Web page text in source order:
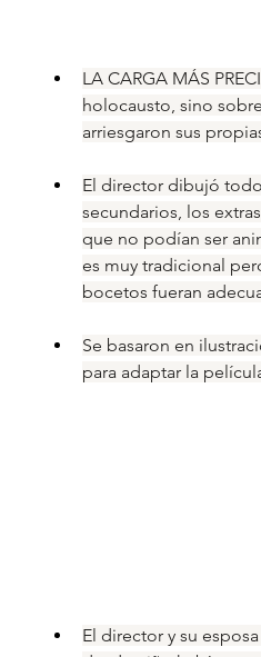
LA CARGA MÁS
holocausto, sino
arriesgaron sus
El director dibujó
secundarios, los
que no podían ser
es muy tradicional
bocetos fueran
Se basaron en
para adaptar la
El director y su